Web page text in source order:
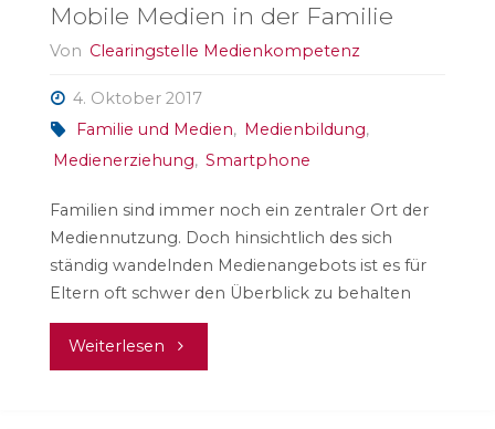
Mobile Medien in der Familie
Von Clearingstelle Medienkompetenz
4. Oktober 2017
Familie und Medien, Medienbildung,
Medienerziehung, Smartphone
Familien sind immer noch ein zentraler Ort der
Mediennutzung. Doch hinsichtlich des sich
ständig wandelnden Medienangebots ist es für
Eltern oft schwer den Überblick zu behalten
Weiterlesen "Mobile